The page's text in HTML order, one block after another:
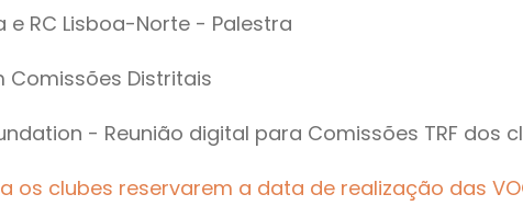
e RC Lisboa-Norte - Palestra
Comissões Distritais
- Reunião digital para Comissões TRF dos
os clubes reservarem a data de realização das